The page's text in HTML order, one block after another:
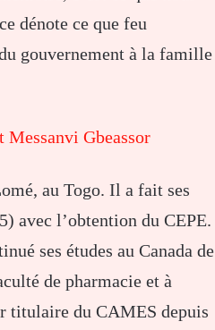
dénote ce que feu
gouvernement à la famille
Messanvi Gbeassor
au Togo. Il a fait ses
avec l’obtention du CEPE.
ses études au Canada de
de pharmacie et à
titulaire du CAMES depuis